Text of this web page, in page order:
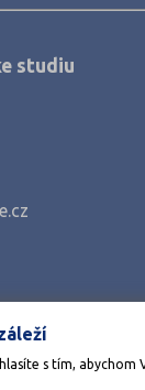
studiu
s tím,